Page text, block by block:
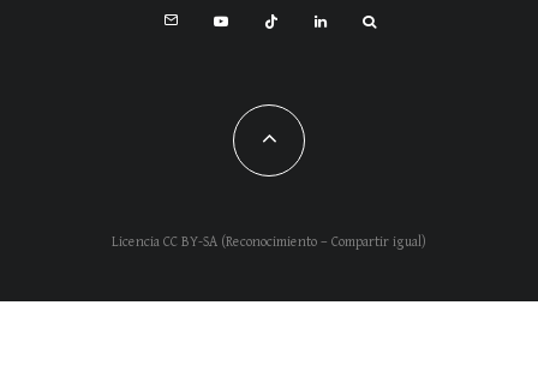
Licencia CC BY-SA (Reconocimiento – Compartir igual)